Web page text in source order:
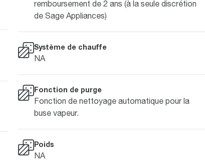
remboursement de 2 ans (à la seule discrétion
de Sage Appliances)
Système de chauffe
NA
Fonction de purge
Fonction de nettoyage automatique pour la
buse vapeur.
Poids
NA